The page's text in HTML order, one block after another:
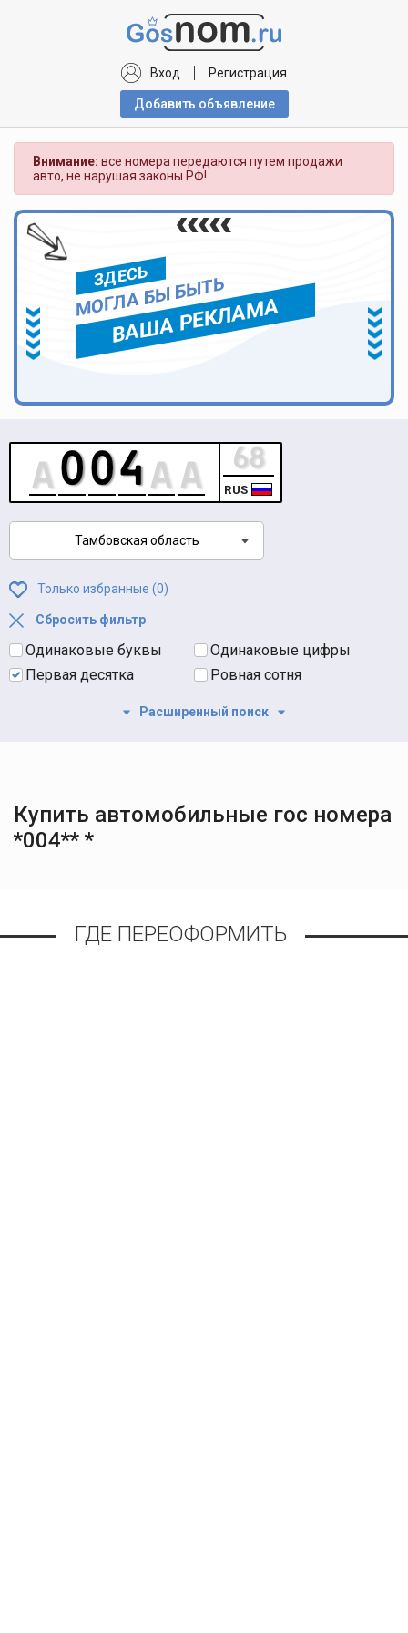
Вход Регистрация
Добавить объявлениe
Внимание: все номера передаются путем продажи
авто, не нарушая законы РФ!
ЗДЕСЬ
МОГЛА БЫ БЫТЬ
ВАША РЕКЛАМА
RUS
Тамбовская область
Только избранные (0)
Сбросить фильтр
Одинаковые буквы
Одинаковые цифры
Первая десятка
Ровная сотня
Расширенный поиск
Купить автомобильные гос номера
*004** *
ГДЕ ПЕРЕОФОРМИТЬ